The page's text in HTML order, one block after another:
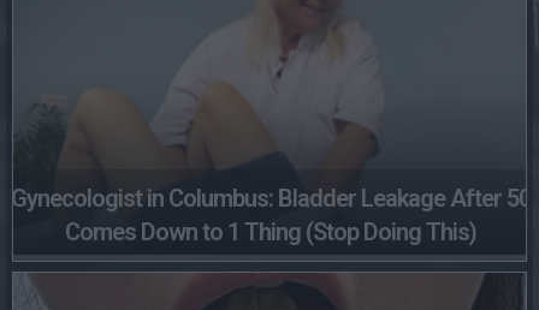
Gynecologist in Columbus: Bladder Leakage After 50
Comes Down to 1 Thing (Stop Doing This)